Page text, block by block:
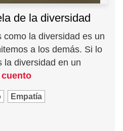
de la diversidad
como la diversidad es un
a los demás. Si lo
la diversidad en un
cuento
Empatía